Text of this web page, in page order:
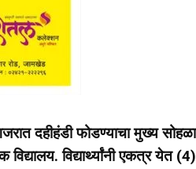
दहीहंडी फोडण्याचा मुख्य
विद्यालय. विद्यार्थ्यांनी एकत्र येत